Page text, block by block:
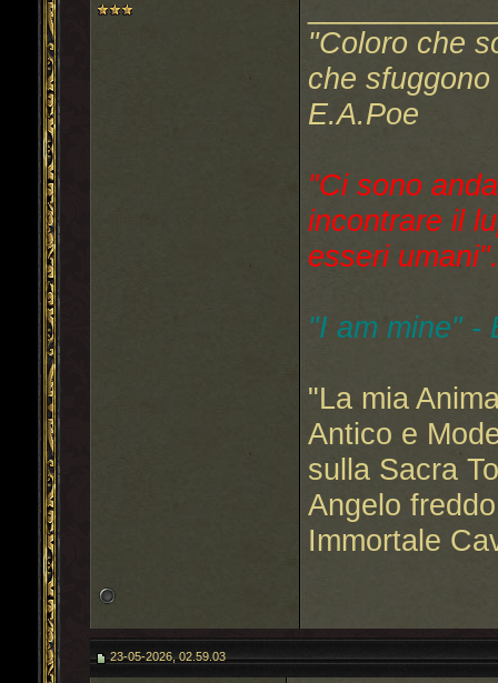
"Coloro che
che
E.A.Poe
"Ci sono
incontrare il
esseri
"I am mine" -
"La mia
Antico e
sulla Sacra
Angelo
Immortale
23-05-2026, 02.59.03